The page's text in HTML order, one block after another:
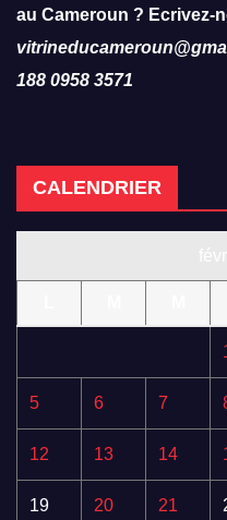
au Cameroun ? Ecrivez-
188 0958 3571
CALENDRIER
5 6 7
12 13 14
19 20 21